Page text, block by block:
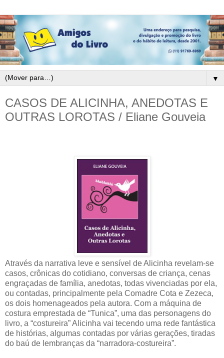
▼
CASOS DE ALICINHA, ANEDOTAS E
OUTRAS LOROTAS / Eliane Gouveia
Através da narrativa leve e sensível de Alicinha revelam-se
casos, crônicas do cotidiano, conversas de criança, cenas
engraçadas de família, anedotas, todas vivenciadas por ela,
ou contadas, principalmente pela Comadre Cota e Zezeca,
os dois homenageados pela autora. Com a máquina de
costura emprestada de “Tunica”, uma das personagens do
livro, a “costureira” Alicinha vai tecendo uma rede fantástica
de histórias, algumas contadas por várias gerações, tiradas
do baú de lembranças da “narradora-costureira”.